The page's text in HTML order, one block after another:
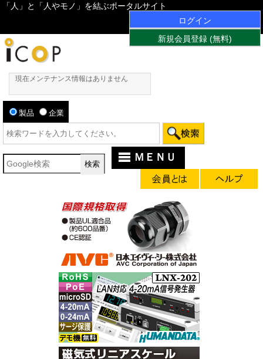
「人」と「人やモノ」を結ぶポータルサイト
ログイン
新規会員登録 (無料)
現在メンテナンス情報はありません
製品 企業
ＭＥＮＵ